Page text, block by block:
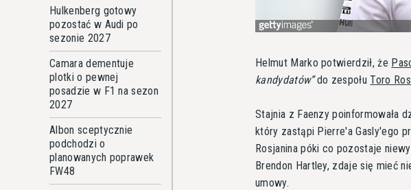
Hulkenberg gotowy
pozostać w Audi po
sezonie 2027
Camara dementuje
plotki o pewnej
posadzie w F1 na sezon
2027
Albon sceptycznie
podchodzi o
planowanych poprawek
FW48
Helmut Marko potwierdził, że
kandydatów do zespołuToro
Stajnia z Faenzy poinformowała
który zastąpi Pierre'a Gasly'ego
Rosjanina póki co pozostaje
Brendon Hartley, zdaje się mieć
umowy.